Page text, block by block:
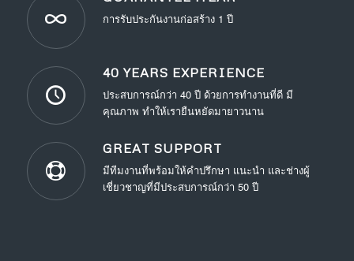
การรับประกันงานก่อสร้าง 1 ปี
40 YEARS EXPERIENCE
ประสบการณ์กว่า 40 ปี ด้วยการทำงานที่ดี มี
คุณภาพ ทำให้เรายืนหยัดมายาวนาน
GREAT SUPPORT
มีทีมงานที่พร้อมให้คำปรึกษา แนะนำ และช่างผู้
เชี่ยวชาญที่มีประสบการณ์กว่า 50 ปี